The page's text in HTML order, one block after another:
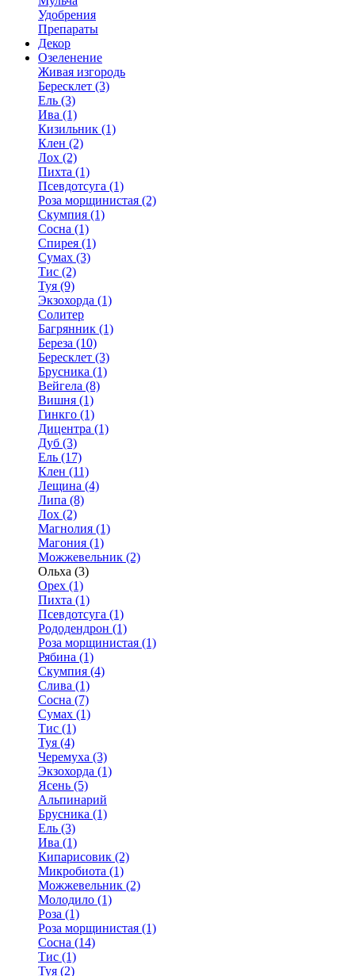
Удобрения
Препараты
Декор
Озеленение
Живая изгородь
Бересклет (3)
Ель (3)
Ива (1)
Кизильник (1)
Клен (2)
Лох (2)
Пихта (1)
Псевдотсуга (1)
Роза морщинистая (2)
Скумпия (1)
Сосна (1)
Спирея (1)
Сумах (3)
Тис (2)
Туя (9)
Экзохорда (1)
Солитер
Багрянник (1)
Береза (10)
Бересклет (3)
Брусника (1)
Вейгела (8)
Вишня (1)
Гинкго (1)
Дицентра (1)
Дуб (3)
Ель (17)
Клен (11)
Лещина (4)
Липа (8)
Лох (2)
Магнолия (1)
Магония (1)
Можжевельник (2)
Ольха (3)
Орех (1)
Пихта (1)
Псевдотсуга (1)
Рододендрон (1)
Роза морщинистая (1)
Рябина (1)
Скумпия (4)
Слива (1)
Сосна (7)
Сумах (1)
Тис (1)
Туя (4)
Черемуха (3)
Экзохорда (1)
Ясень (5)
Альпинарий
Брусника (1)
Ель (3)
Ива (1)
Кипарисовик (2)
Микробиота (1)
Можжевельник (2)
Молодило (1)
Роза (1)
Роза морщинистая (1)
Сосна (14)
Тис (1)
Туя (2)